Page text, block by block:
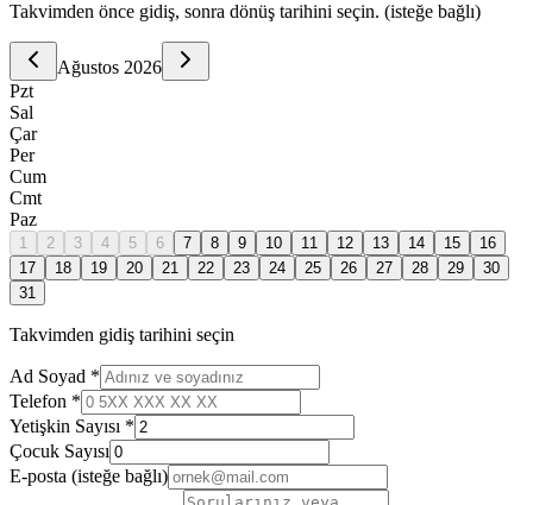
Takvimden önce gidiş, sonra dönüş tarihini seçin. (isteğe bağlı)
Ağustos 2026
Pzt
Sal
Çar
Per
Cum
Cmt
Paz
1 2 3 4 5 6 7 8 9 10 11 12 13 14 15
16
17
18 19 20 21 22 23 24 25 26 27 28 29
30
31
Takvimden gidiş tarihini seçin
Ad Soyad *
Telefon *
Yetişkin Sayısı *
Çocuk Sayısı
E-posta (isteğe bağlı)